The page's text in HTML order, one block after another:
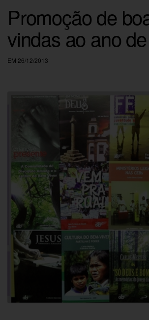
Promoção de
vindas ao ano
EM 26/12/2013